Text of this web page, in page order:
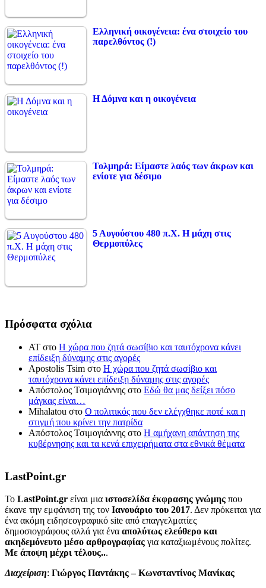
Ελληνική οικογένεια: ένα στοιχείο του
παρελθόντος (!)
Η Δόμνα και η οικογένεια
Τολμηρά: Είμαστε λαός των άκρων και
ενίοτε για δέσιμο
5 Αυγούστου 480 π.Χ. Η μάχη στις
Θερμοπύλες
Πρόσφατα σχόλια
ΑΤ στο Η χώρα που ζητά σωσίβιο και ταυτόχρονα κάνει
επίδειξη δύναμης στις αγορές
Apostolis Tsim στο Η χώρα που ζητά σωσίβιο και
ταυτόχρονα κάνει επίδειξη δύναμης στις αγορές
Απόστολος Τσιμογιάννης στο Εδώ θα μας δείξει πόσο
μάγκας είναι…
Mihalatou στο Ο πολιτικός που δεν ελέγχθηκε ποτέ και η
στιγμή που κρίνει την πατρίδα
Απόστολος Τσιμογιάννης στο Η αμήχανη απάντηση της
κυβέρνησης και τα κενά επιχειρήματα στα εθνικά θέματα
LastPoint.gr
To LastPoint.gr είναι μια ιστοσελίδα έκφρασης γνώμης που
έκανε την εμφάνιση της τον Ιανουάριο του 2017. Δεν πρόκειται για
ένα ακόμη ειδησεογραφικό site από επαγγελματίες
δημοσιογράφους αλλά για ένα απολύτως ελεύθερο και
ακηδεμόνευτο μέσο αρθρογραφίας για καταξιωμένους πολίτες.
Με άποψη μέχρι τέλους...
Διαχείριση: Γιώργος Παντάκης – Κωνσταντίνος Μανίκας